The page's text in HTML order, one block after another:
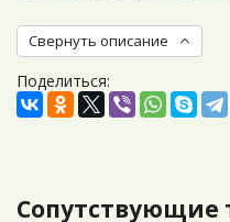
Свернуть описание
Поделиться:
Сопутствующие